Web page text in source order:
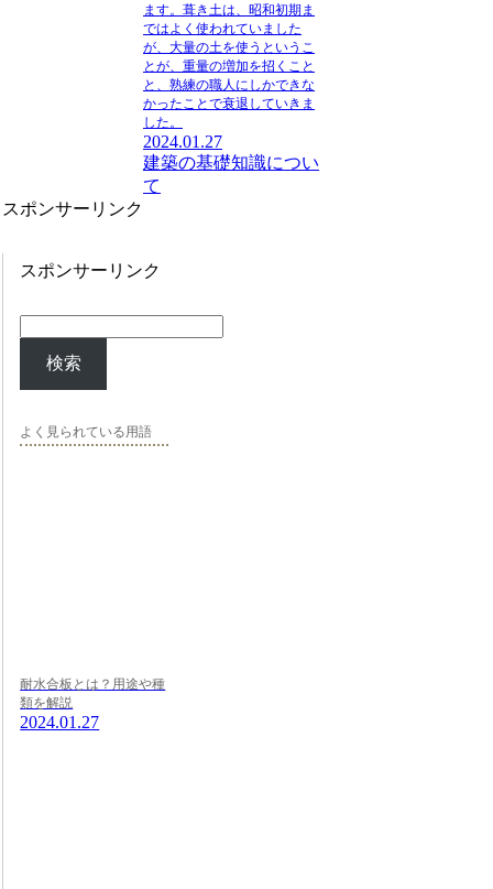
ます。 葺き土は、昭和初期ま
ではよく使われていました
が、大量の土を使うというこ
とが、重量の増加を招くこと
と、熟練の職人にしかできな
かったことで衰退していきま
した。
2024.01.27
建築の基礎知識につい
て
スポンサーリンク
スポンサーリンク
検索
よく見られている用語
耐水合板とは？用途や種
類を解説
2024.01.27